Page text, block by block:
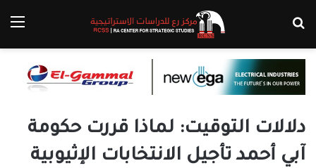
دلالات التوقيت: لماذا قررت حكومة
آبي أحمد تأجيل الانتخابات الإثيوبية